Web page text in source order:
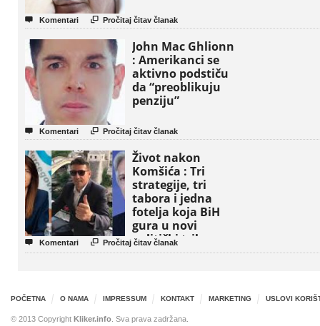
 Komentari  Pročitaj čitav članak
John Mac Ghlionn
: Amerikanci se
aktivno podstiču
da “preoblikuju
penziju”
 Komentari  Pročitaj čitav članak
Život nakon
Komšića : Tri
strategije, tri
tabora i jedna
fotelja koja BiH
gura u novi
politički triler
 Komentari  Pročitaj čitav članak
POČETNA O NAMA IMPRESSUM KONTAKT MARKETING USLOVI
© 2013 Copyright Kliker.info. Sva prava zadržana.